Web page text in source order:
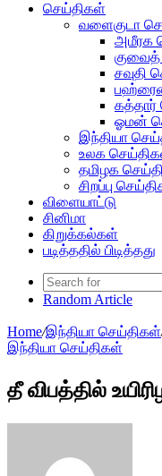
செய்திகள்
வளைகுடா
அமீரக
சவுதி
கத்தார்
ஓமன்
இந்தியா
உலக
தமிழக
சிறப்பு
விளையாட்டு
சினிமா
கிறுக்கல்கள்
படித்ததில் பிடித்தது
Random Article
Home/இந்தியா செய்திகள்
இந்தியா செய்திகள்
தீ விபத்தில்